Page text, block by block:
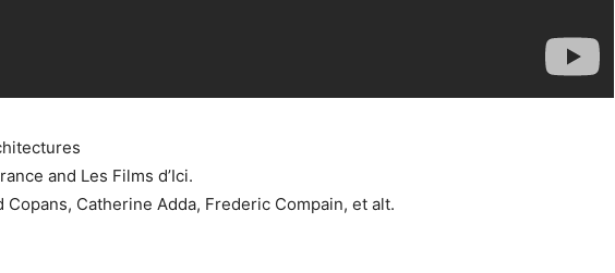
and Les Films d’Ici.
Copans, Catherine Adda, Frederic Compain, et alt.